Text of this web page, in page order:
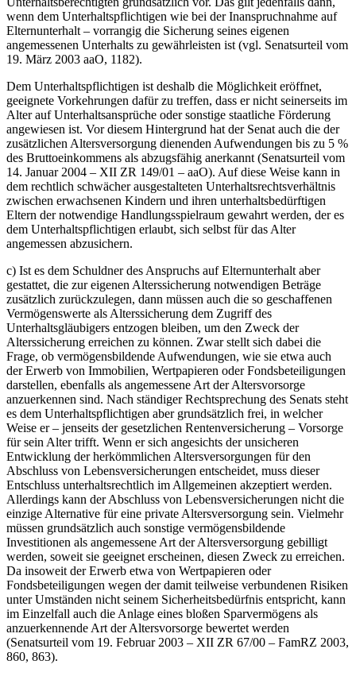
wenn dem Unterhaltspflichtigen wie bei der Inanspruchnahme auf
Elternunterhalt – vorrangig die Sicherung seines eigenen
angemessenen Unterhalts zu gewährleisten ist (vgl. Senatsurteil vom
19. März 2003 aaO, 1182).
Dem Unterhaltspflichtigen ist deshalb die Möglichkeit eröffnet,
geeignete Vorkehrungen dafür zu treffen, dass er nicht seinerseits im
Alter auf Unterhaltsansprüche oder sonstige staatliche Förderung
angewiesen ist. Vor diesem Hintergrund hat der Senat auch die der
zusätzlichen Altersversorgung dienenden Aufwendungen bis zu 5 %
des Bruttoeinkommens als abzugsfähig anerkannt (Senatsurteil vom
14. Januar 2004 – XII ZR 149/01 – aaO). Auf diese Weise kann in
dem rechtlich schwächer ausgestalteten Unterhaltsrechtsverhältnis
zwischen erwachsenen Kindern und ihren unterhaltsbedürftigen
Eltern der notwendige Handlungsspielraum gewahrt werden, der es
dem Unterhaltspflichtigen erlaubt, sich selbst für das Alter
angemessen abzusichern.
c) Ist es dem Schuldner des Anspruchs auf Elternunterhalt aber
gestattet, die zur eigenen Alterssicherung notwendigen Beträge
zusätzlich zurückzulegen, dann müssen auch die so geschaffenen
Vermögenswerte als Alterssicherung dem Zugriff des
Unterhaltsgläubigers entzogen bleiben, um den Zweck der
Alterssicherung erreichen zu können. Zwar stellt sich dabei die
Frage, ob vermögensbildende Aufwendungen, wie sie etwa auch
der Erwerb von Immobilien, Wertpapieren oder Fondsbeteiligungen
darstellen, ebenfalls als angemessene Art der Altersvorsorge
anzuerkennen sind. Nach ständiger Rechtsprechung des Senats steht
es dem Unterhaltspflichtigen aber grundsätzlich frei, in welcher
Weise er – jenseits der gesetzlichen Rentenversicherung – Vorsorge
für sein Alter trifft. Wenn er sich angesichts der unsicheren
Entwicklung der herkömmlichen Altersversorgungen für den
Abschluss von Lebensversicherungen entscheidet, muss dieser
Entschluss unterhaltsrechtlich im Allgemeinen akzeptiert werden.
Allerdings kann der Abschluss von Lebensversicherungen nicht die
einzige Alternative für eine private Altersversorgung sein. Vielmehr
müssen grundsätzlich auch sonstige vermögensbildende
Investitionen als angemessene Art der Altersversorgung gebilligt
werden, soweit sie geeignet erscheinen, diesen Zweck zu erreichen.
Da insoweit der Erwerb etwa von Wertpapieren oder
Fondsbeteiligungen wegen der damit teilweise verbundenen Risiken
unter Umständen nicht seinem Sicherheitsbedürfnis entspricht, kann
im Einzelfall auch die Anlage eines bloßen Sparvermögens als
anzuerkennende Art der Altersvorsorge bewertet werden
(Senatsurteil vom 19. Februar 2003 – XII ZR 67/00 – FamRZ 2003,
860, 863).